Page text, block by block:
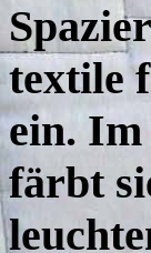
textile
ein. Im
färbt